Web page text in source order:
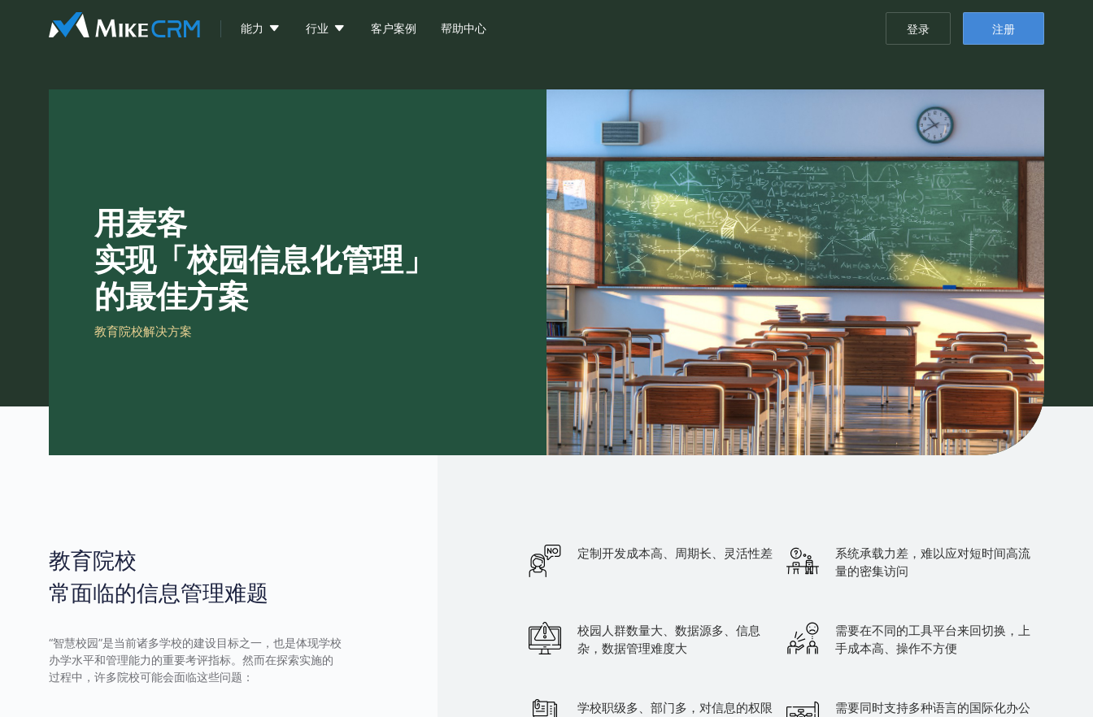
能力  行业  客户案例 帮助中心 登录 注册
用麦客
实现「校园信息化管理」
的最佳方案
教育院校解决方案
教育院校
常面临的信息管理难题
“智慧校园”是当前诸多学校的建设目标之一，也是体现学校
办学水平和管理能力的重要考评指标。然而在探索实施的
过程中，许多院校可能会面临这些问题：
定制开发成本高、周期长、灵活性差
系统承载力差，难以应对短时间高流
量的密集访问
校园人群数量大、数据源多、信息
杂，数据管理难度大
需要在不同的工具平台来回切换，上
手成本高、操作不方便
学校职级多、部门多，对信息的权限
需要同时支持多种语言的国际化办公